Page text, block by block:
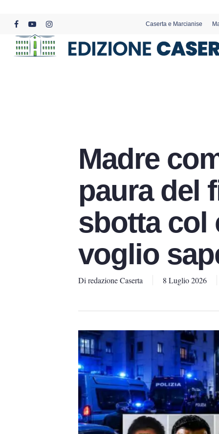
content
facebookyoutubeinstagram
Caserta e Marcianise
Madre
paura del
sbotta col
voglio
Di redazione Caserta 8 Luglio 2026